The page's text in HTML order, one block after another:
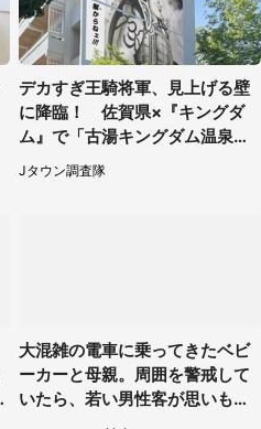
デカすぎ王騎将軍、見上げる壁
に降臨！ 佐賀県×『キングダ
ム』で「古湯キングダム温泉
郷」【7／17～9／30】
Jタウン調査隊
大混雑の電車に乗ってきたベビ
ーカーと母親。周囲を警戒して
いたら、若い男性客が思いもよ
らぬ行動に（東京都・50代女